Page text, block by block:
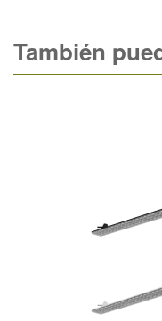
También